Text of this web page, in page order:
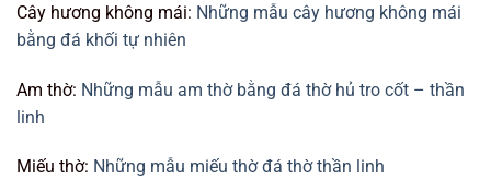
Cây hương không mái: Những mẫu cây hương không mái
bằng đá khối tự nhiên
Am thờ: Những mẫu am thờ bằng đá thờ hủ tro cốt – thần
linh
Miếu thờ: Những mẫu miếu thờ đá thờ thần linh